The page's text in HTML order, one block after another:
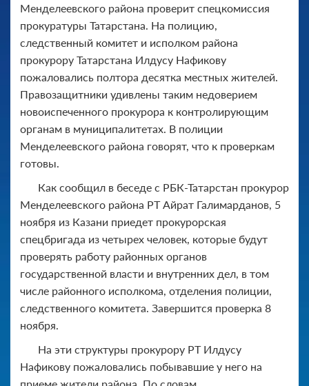
Менделеевского района проверит спецкомиссия
прокуратуры Татарстана. На полицию,
следственный комитет и исполком района
прокурору Татарстана Илдусу Нафикову
пожаловались полтора десятка местных жителей.
Правозащитники удивлены таким недоверием
новоиспеченного прокурора к контролирующим
органам в муниципалитетах. В полиции
Менделеевского района говорят, что к проверкам
готовы.
Как сообщил в беседе с РБК-Татарстан прокурор
Менделеевского района РТ Айрат Галимарданов, 5
ноября из Казани приедет прокурорская
спецбригада из четырех человек, которые будут
проверять работу районных органов
государственной власти и внутренних дел, в том
числе районного исполкома, отделения полиции,
следственного комитета. Завершится проверка 8
ноября.
На эти структуры прокурору РТ Илдусу
Нафикову пожаловались побывавшие у него на